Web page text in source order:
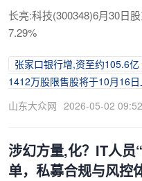
长亮:科技(300348)6月30日
7.29%
张家口银行增,资至约105.6
1412万股限售股将于10月16
山东大众网 2026-05-02
涉幻方量,化？IT人员
单，私募合规与风控